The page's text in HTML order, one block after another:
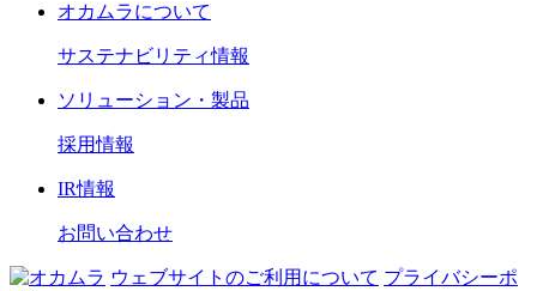
オカムラについて
サステナビリティ情報
ソリューション・製品
採用情報
IR情報
お問い合わせ
ウェブサイトのご利用について プライバシーポ